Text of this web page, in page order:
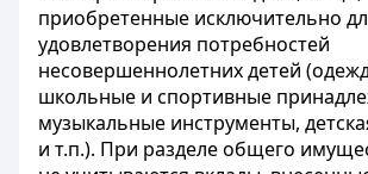
приобретенные исключительно
удовлетворения потребностей
несовершеннолетних детей
школьные и спортивные
музыкальные инструменты,
и т.п.). При разделе общего